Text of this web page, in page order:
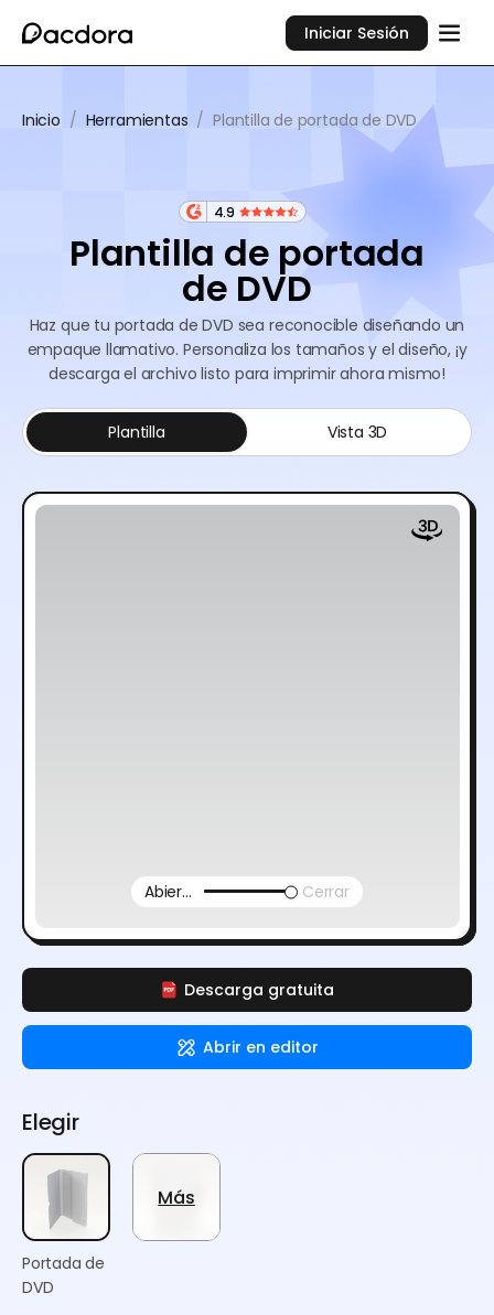
Iniciar Sesión
Inicio / Herramientas / Plantilla de portada de DVD
4.9
Plantilla de portada
de DVD
Haz que tu portada de DVD sea reconocible diseñando un
empaque llamativo. Personaliza los tamaños y el diseño, ¡y
descarga el archivo listo para imprimir ahora mismo!
Descarga gratuita
Abrir en editor
Plantilla Vista 3D
Abierto Cerrar
Elegir
Portada de
DVD
Más